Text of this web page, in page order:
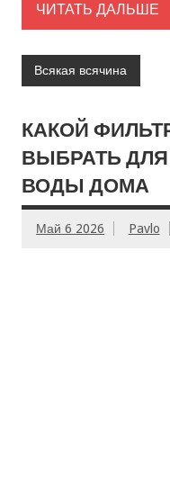
ЧИТАТЬ ДАЛЬШЕ
Всякая всячина
КАКОЙ
ВЫБРАТЬ
ВОДЫ ДОМА
Май 6 2026 Pavlo